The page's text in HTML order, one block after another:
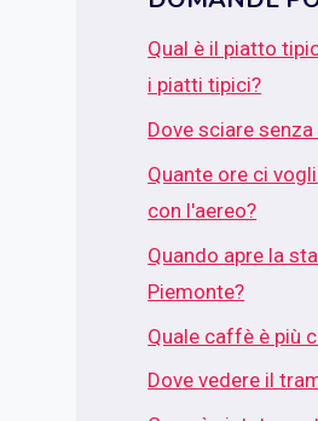
Qual è il piatto
i piatti tipici?
Dove sciare
Quante ore ci
con l'aereo?
Quando apre la
Piemonte?
Quale caffè è più
Dove vedere il